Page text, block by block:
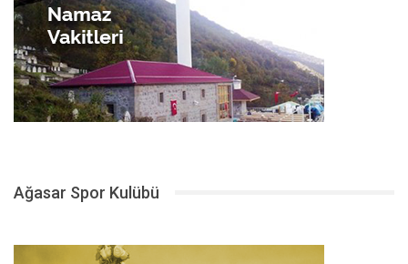
Ağasar Spor Kulübü